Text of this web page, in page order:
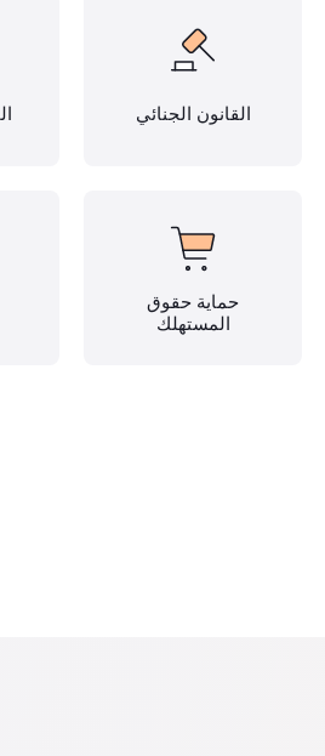
القانون الجنائي
حماية حقوق
المستهلك